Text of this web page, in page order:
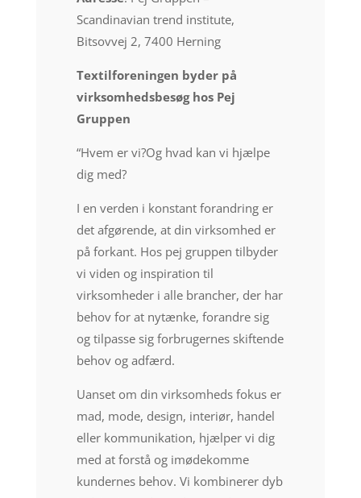
Scandinavian trend institute,
Bitsovvej 2, 7400 Herning
Textilforeningen byder på
virksomhedsbesøg hos Pej
Gruppen
“Hvem er vi?Og hvad kan vi hjælpe
dig med?
I en verden i konstant forandring er
det afgørende, at din virksomhed er
på forkant. Hos pej gruppen tilbyder
vi viden og inspiration til
virksomheder i alle brancher, der har
behov for at nytænke, forandre sig
og tilpasse sig forbrugernes skiftende
behov og adfærd.
Uanset om din virksomheds fokus er
mad, mode, design, interiør, handel
eller kommunikation, hjælper vi dig
med at forstå og imødekomme
kundernes behov. Vi kombinerer dyb